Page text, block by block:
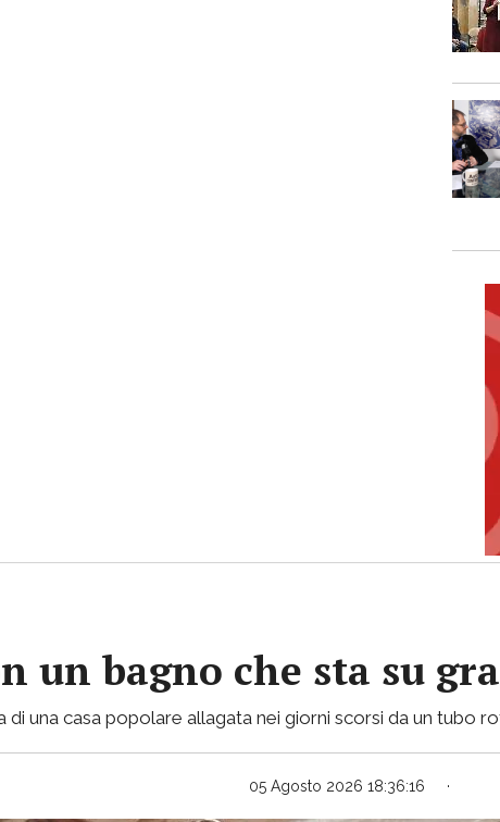
un bagno che sta su
di una casa popolare allagata nei giorni scorsi da un tubo
05 Agosto 2026 18:36:16